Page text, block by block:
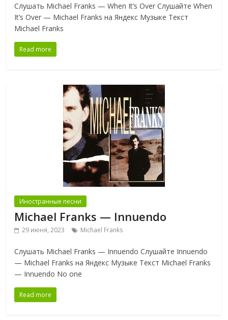
Слушать Michael Franks — When It’s Over Слушайте When
It’s Over — Michael Franks на Яндекс Музыке Текст
Michael Franks
Read more
Иностранные песни
Michael Franks — Innuendo
29 июня, 2023 Michael Franks
Слушать Michael Franks — Innuendo Слушайте Innuendo
— Michael Franks на Яндекс Музыке Текст Michael Franks
— Innuendo No one
Read more